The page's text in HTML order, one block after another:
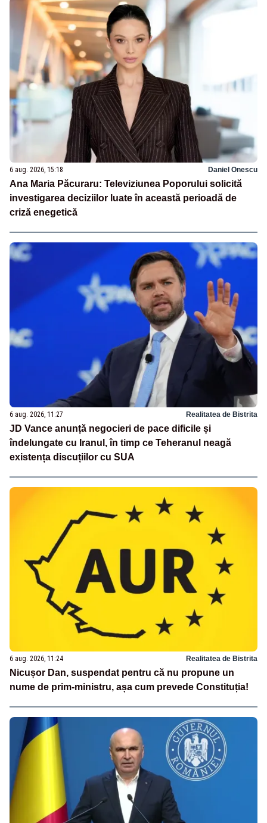
6 aug. 2026, 15:18 Daniel Onescu
Ana Maria Păcuraru: Televiziunea Poporului solicită
investigarea deciziilor luate în această perioadă de
criză enegetică
6 aug. 2026, 11:27 Realitatea de Bistrita
JD Vance anunță negocieri de pace dificile și
îndelungate cu Iranul, în timp ce Teheranul neagă
existența discuțiilor cu SUA
6 aug. 2026, 11:24 Realitatea de Bistrita
Nicușor Dan, suspendat pentru că nu propune un
nume de prim-ministru, așa cum prevede Constituția!